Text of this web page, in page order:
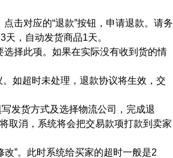
击对应的“退款”按钮，申请退款。请务
，自动发货商品1天。
选择此项。如果在实际没有收到货的情
如超时未处理，退款协议将生效，交
发货方式及选择物流公司，完成退
取消，系统将会把交易款项打款到卖家
”。此时系统给买家的超时一般是2